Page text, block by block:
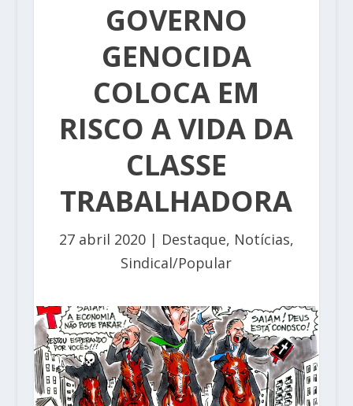
GOVERNO
GENOCIDA
COLOCA EM
RISCO A VIDA DA
CLASSE
TRABALHADORA
27 abril 2020| Destaque, Notícias,
Sindical/Popular